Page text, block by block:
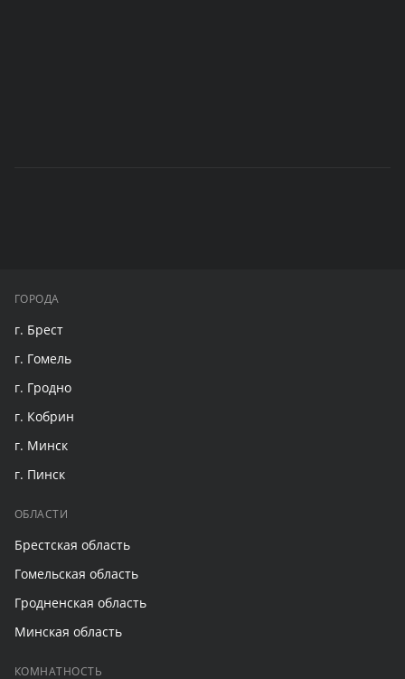
ГОРОДА
г. Брест
г. Гомель
г. Гродно
г. Кобрин
г. Минск
г. Пинск
ОБЛАСТИ
Брестская область
Гомельская область
Гродненская область
Минская область
КОМНАТНОСТЬ